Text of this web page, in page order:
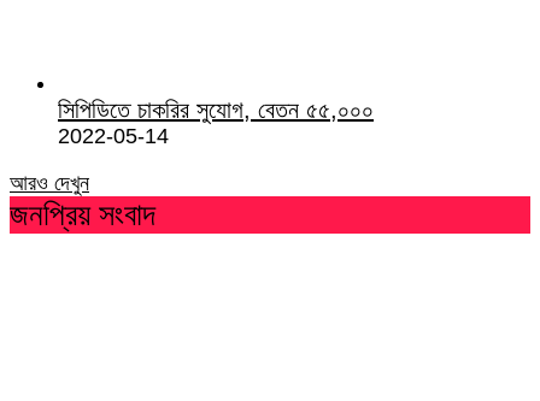
সিপিডিতে চাকরির সুযোগ, বেতন ৫৫,০০০
2022-05-14
আরও দেখুন
জনপ্রিয় সংবাদ